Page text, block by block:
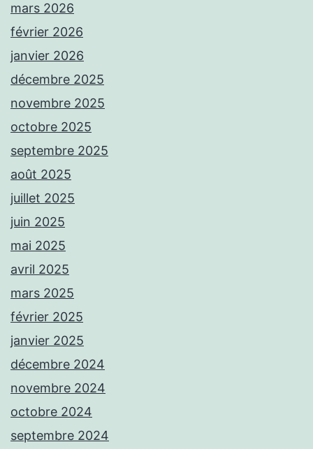
mars 2026
février 2026
janvier 2026
décembre 2025
novembre 2025
octobre 2025
septembre 2025
août 2025
juillet 2025
juin 2025
mai 2025
avril 2025
mars 2025
février 2025
janvier 2025
décembre 2024
novembre 2024
octobre 2024
septembre 2024